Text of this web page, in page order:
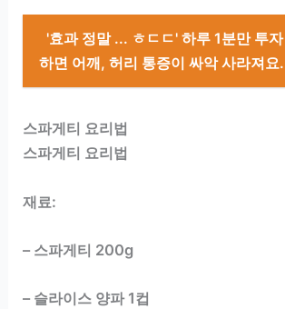
'효과 정말 ... ㅎㄷㄷ' 하루 1분만 투자
하면 어깨, 허리 통증이 싸악 사라져요.
스파게티 요리법
스파게티 요리법
재료:
– 스파게티 200g
– 슬라이스 양파 1컵